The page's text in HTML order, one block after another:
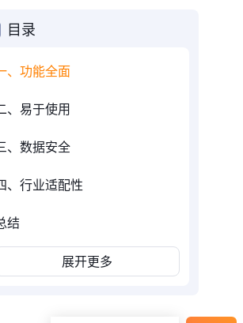
目录
、功能全面
、易于使用
、数据安全
、行业适配性
结
展开更多